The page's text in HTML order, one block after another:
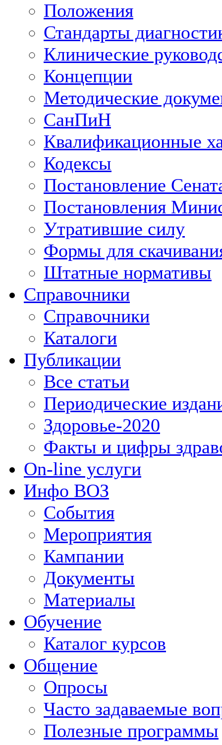
Положения
Стандарты
Клинические
Концепции
Методические
СанПиН
Квалификационные
Кодексы
Постановление
Постановления
Утратившие силу
Формы для
Штатные нормативы
Справочники
Справочники
Каталоги
Публикации
Все статьи
Периодические
Здоровье-2020
Факты и цифры
On-line услуги
Инфо ВОЗ
События
Мероприятия
Кампании
Документы
Материалы
Обучение
Каталог курсов
Общение
Опросы
Часто задаваемые
Полезные программы